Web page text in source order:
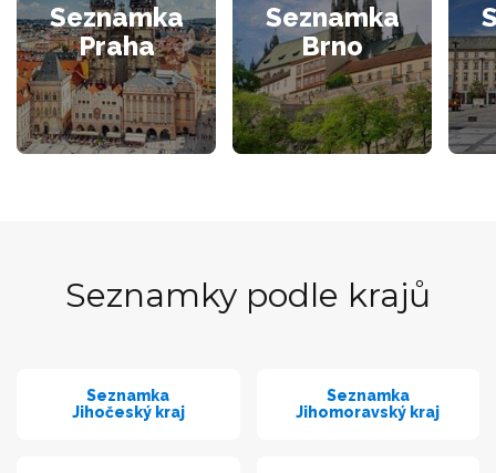
Seznamka
Praha
Seznamka
Brno
Seznamky podle krajů
Seznamka
Jihočeský kraj
Seznamka
Jihomoravský kraj